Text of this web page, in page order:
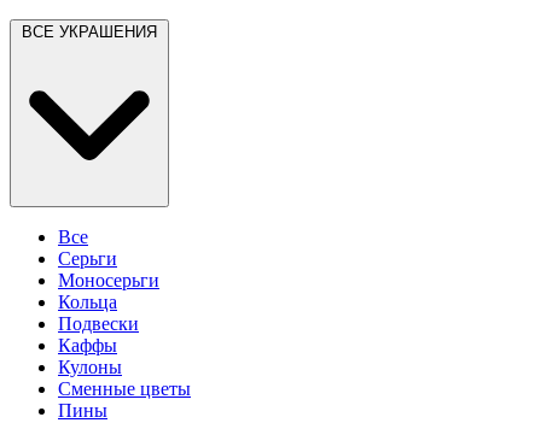
Все
Серьги
Моносерьги
Кольца
Подвески
Каффы
Кулоны
Сменные цветы
Пины